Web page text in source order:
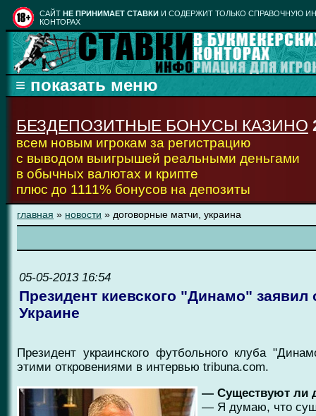
CАЙТ НЕ ПРИНИМАЕТ СТАВКИ И СОДЕРЖИТ ТОЛЬКО СПРАВОЧНУЮ
КОНТОРАХ
БЕЗДЕПОЗИТНЫЕ БОНУСЫ КАЗИНО
всем новым игрокам за регистрацию
с выводом выигрышей реальными деньгами
в обычных валютах и крипте
плюс до 1111% бонусов на депозиты
главная » новости » договорные матчи, украина
05-05-2013 16:54
Президент киевского "Динамо"
Украине
Президент украинского футбольного клуба
этими откровениями в интервью tribuna.com.
— Существуют ли
— Я думаю, что